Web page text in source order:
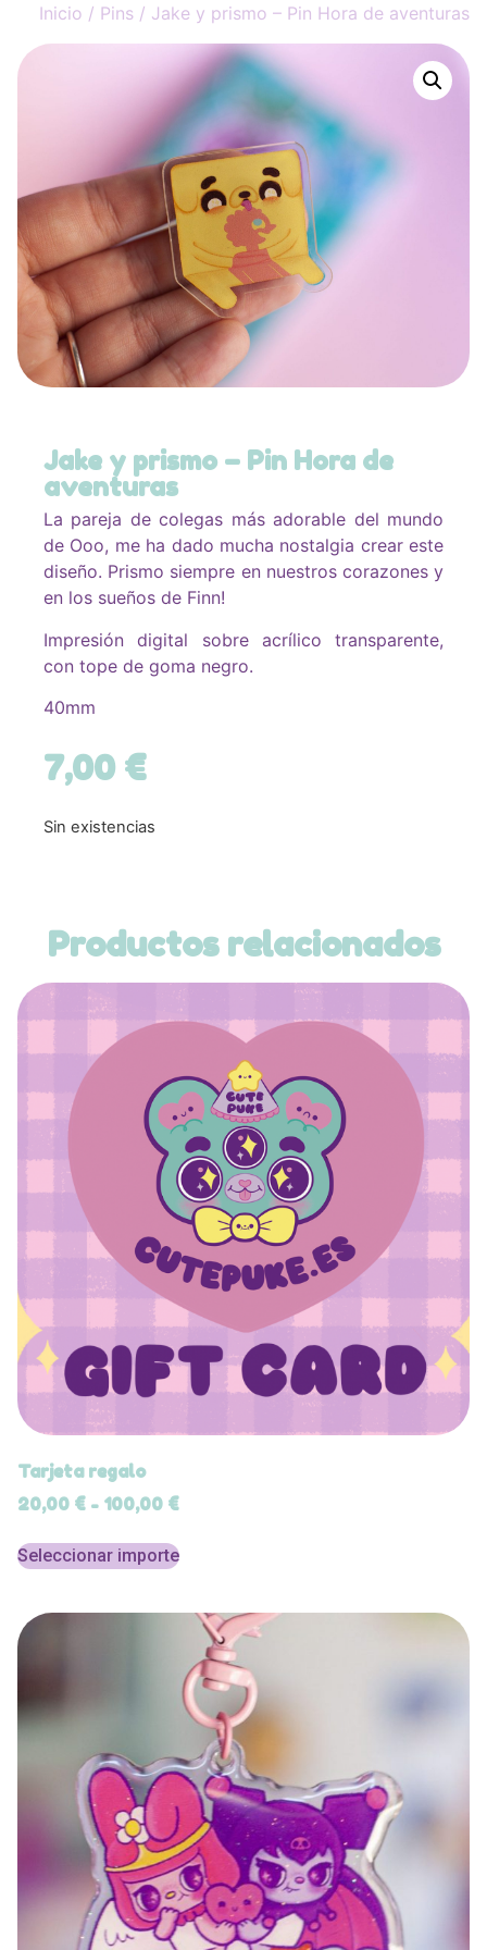
Inicio / Pins / Jake y prismo – Pin Hora de aventuras
Jake y prismo – Pin Hora de
aventuras
La pareja de colegas más adorable del mundo
de Ooo, me ha dado mucha nostalgia crear este
diseño. Prismo siempre en nuestros corazones y
en los sueños de Finn!
Impresión digital sobre acrílico transparente,
con tope de goma negro.
40mm
7,00 €
Sin existencias
Productos relacionados
Tarjeta regalo
20,00 € - 100,00 €
Seleccionar importe